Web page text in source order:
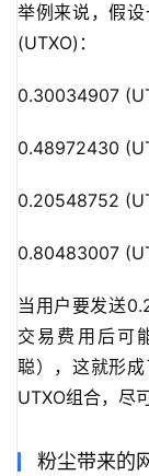
举例来说，假设
(UTXO)：
0.30034907
0.48972430
0.20548752
0.80483007
当用户要发送
交易费用后可
聪），这就形
UTXO组合，尽
粉尘带来的